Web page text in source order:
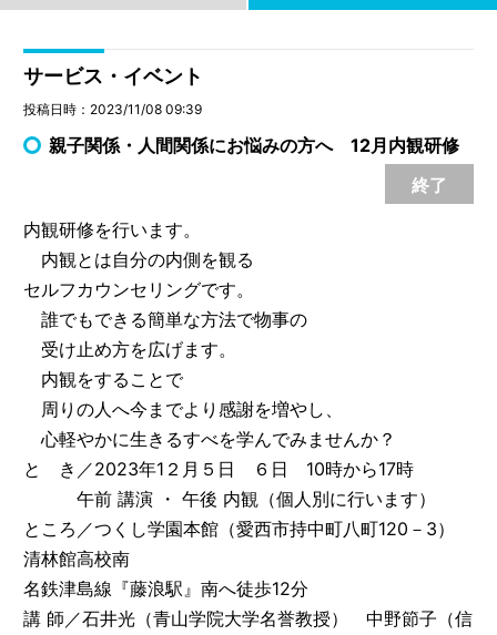
サービス・イベント
投稿日時：2023/11/08 09:39
親子関係・人間関係にお悩みの方へ 12月内観研修
終了
内観研修を行います。
内観とは自分の内側を観る
セルフカウンセリングです。
誰でもできる簡単な方法で物事の
受け止め方を広げます。
内観をすることで
周りの人へ今までより感謝を増やし、
心軽やかに生きるすべを学んでみませんか？
と き／2023年1２月５日 ６日 10時から17時
午前 講演 ・ 午後 内観（個人別に行います）
ところ／つくし学園本館（愛西市持中町八町120－3）
清林館高校南
名鉄津島線『藤浪駅』南へ徒歩12分
講 師／石井光（青山学院大学名誉教授） 中野節子（信